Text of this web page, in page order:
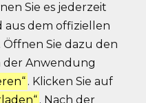
Sie es jederzeit
dem offiziellen
Öffnen Sie dazu den
der Anwendung
. Klicken Sie auf
. Nach der